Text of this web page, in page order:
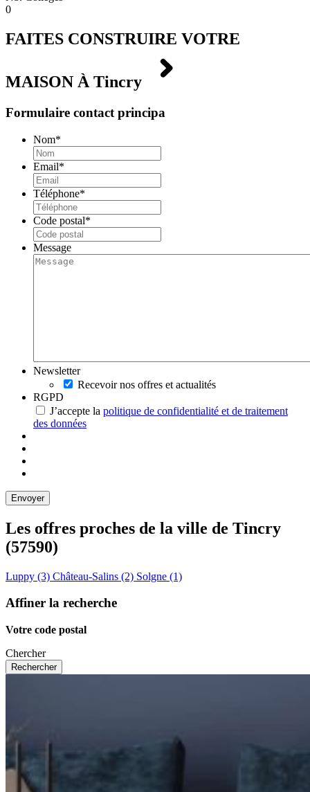
0
FAITES CONSTRUIRE VOTRE
MAISON À Tincry
Formulaire contact principa
Nom*
Email*
Téléphone*
Code postal*
Message
Newsletter
Recevoir nos offres et actualités
RGPD
J’accepte la politique de confidentialité et de traitement
des données
Les offres proches de la ville de Tincry
(57590)
Luppy (3) Château-Salins (2) Solgne (1)
Affiner la recherche
Votre code postal
Chercher